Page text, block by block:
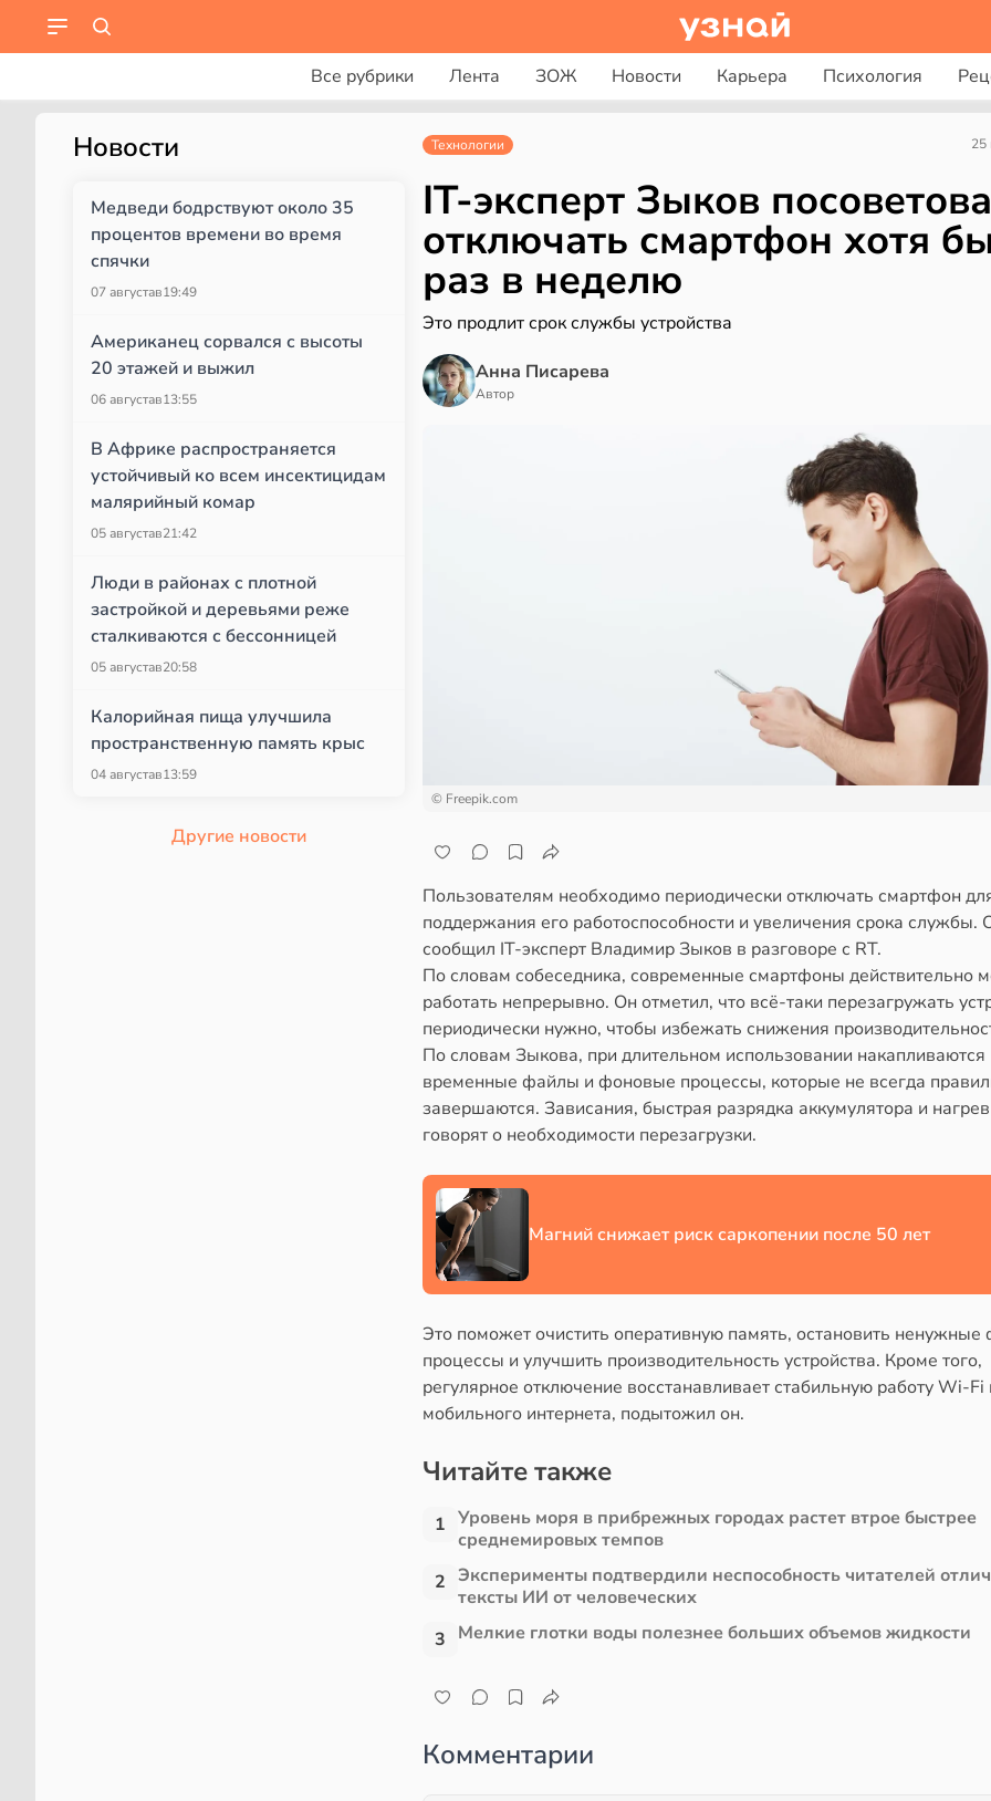
Все рубрики Лента ЗОЖ Новости Карьера Психология
Новости
Медведи бодрствуют около 35
процентов времени во время
спячки
07 августав19:49
Американец сорвался с высоты
20 этажей и выжил
06 августав13:55
В Африке распространяется
устойчивый ко всем инсектицидам
малярийный комар
05 августав21:42
Люди в районах с плотной
застройкой и деревьями реже
сталкиваются с бессонницей
05 августав20:58
Калорийная пища улучшила
пространственную память крыс
04 августав13:59
Другие новости
Технологии 25
IT-эксперт Зыков
отключать смартфон хотя
раз в неделю
Это продлит срок службы устройства
Анна Писарева
Автор
© Freepik.com
Пользователям необходимо периодически отключать смартфон
поддержания его работоспособности и увеличения срока службы.
сообщил IT-эксперт Владимир Зыков в разговоре с RT.
По словам собеседника, современные смартфоны действительно
работать непрерывно. Он отметил, что всё-таки перезагружать
периодически нужно, чтобы избежать снижения
По словам Зыкова, при длительном использовании накапливаются
временные файлы и фоновые процессы, которые не всегда
завершаются. Зависания, быстрая разрядка аккумулятора и
говорят о необходимости перезагрузки.
Магний снижает риск саркопении после 50 лет
Это поможет очистить оперативную память, остановить
процессы и улучшить производительность устройства. Кроме того,
регулярное отключение восстанавливает стабильную работу Wi-Fi
мобильного интернета, подытожил он.
Читайте также
1 Уровень моря в прибрежных городах растет втрое быстрее
среднемировых темпов
2 Эксперименты подтвердили неспособность читателей
тексты ИИ от человеческих
3 Мелкие глотки воды полезнее больших объемов жидкости
Комментарии